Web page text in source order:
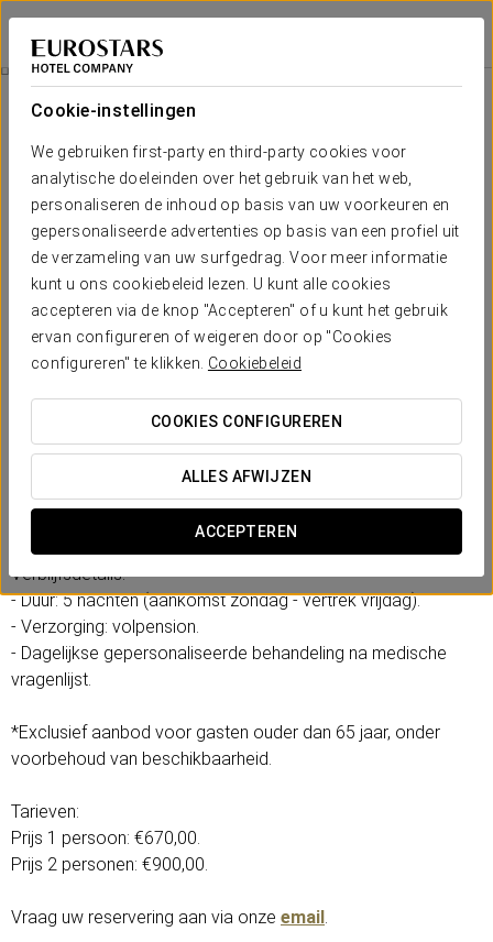
Cookie-instellingen
We gebruiken first-party en third-party cookies voor
analytische doeleinden over het gebruik van het web,
personaliseren de inhoud op basis van uw voorkeuren en
gepersonaliseerde advertenties op basis van een profiel uit
de verzameling van uw surfgedrag. Voor meer informatie
kunt u ons cookiebeleid lezen. U kunt alle cookies
accepteren via de knop "Accepteren" of u kunt het gebruik
ervan configureren of weigeren door op "Cookies
configureren" te klikken. Cookiebeleid
COOKIES CONFIGUREREN
ALLES AFWIJZEN
ACCEPTEREN
Eurostars Isla de la Toja
PONTEVEDRA - O GROVE
Seniorenervaring
Vanaf €670
Seniorenervaring
Geniet van een unieke getaway die is ontworpen voor rust en
welzijn. De seniorenervaring biedt een verblijf van 5 nachten
op basis van volpension, gecombineerd met een dagelijkse
behandeling afgestemd op uw behoeften. Boek nu en beleef
een ongeëvenaarde ontspanningservaring.
Verblijfsdetails:
- Duur: 5 nachten (aankomst zondag - vertrek vrijdag).
- Verzorging: volpension.
- Dagelijkse gepersonaliseerde behandeling na medische
vragenlijst.
*Exclusief aanbod voor gasten ouder dan 65 jaar, onder
voorbehoud van beschikbaarheid.
Tarieven:
Prijs 1 persoon: €670,00.
Prijs 2 personen: €900,00.
Vraag uw reservering aan via onze email.